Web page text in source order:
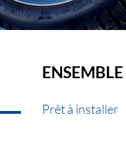
ENSEMBLE
Prêt à installer